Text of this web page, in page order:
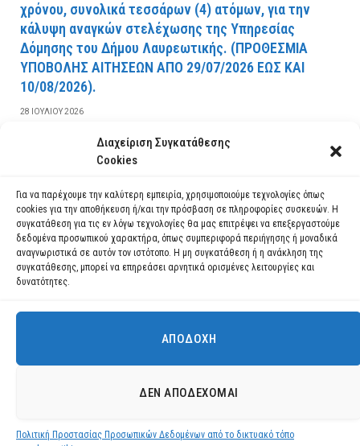
Διαχείριση Συγκατάθεσης
Cookies
Για να παρέχουμε την καλύτερη εμπειρία, χρησιμοποιούμε τεχνολογίες όπως
cookies για την αποθήκευση ή/και την πρόσβαση σε πληροφορίες συσκευών. Η
συγκατάθεση για τις εν λόγω τεχνολογίες θα μας επιτρέψει να επεξεργαστούμε
δεδομένα προσωπικού χαρακτήρα, όπως συμπεριφορά περιήγησης ή μοναδικά
αναγνωριστικά σε αυτόν τον ιστότοπο. Η μη συγκατάθεση ή η ανάκληση της
συγκατάθεσης, μπορεί να επηρεάσει αρνητικά ορισμένες λειτουργίες και
δυνατότητες.
ΑΠΟΔΟΧΉ
ΔΕΝ ΑΠΟΔΈΧΟΜΑΙ
Πολιτική Προστασίας Προσωπικών Δεδομένων από το δικτυακό τόπο
χρόνου, συνολικά τεσσάρων (4) ατόμων, για την
κάλυψη αναγκών στελέχωσης της Υπηρεσίας
Δόμησης του Δήμου Λαυρεωτικής. (ΠPOΘEΣMIA
YΠOBOΛHΣ AITHΣEΩN AΠO 29/07/2026 EΩΣ KAI
10/08/2026).
28 ΙΟΥΛΊΟΥ 2026
ΔΙΑΒΆΣΤΕ ΠΕΡΙΣΣΌΤΕΡΑ
Χρησιμοποιούμε cookies για να σας προσφέρουμε τη βέλτιστη εμπειρία
πλοήγησης στον ιστότοπό μας.
ρυθμίσεις
Αποδοχή